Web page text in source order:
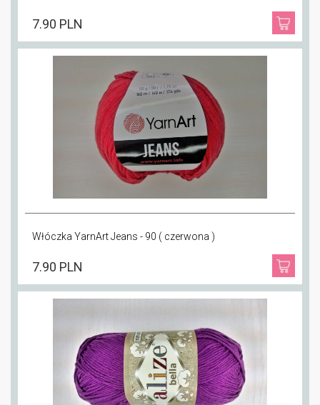
7.90 PLN
Włóczka YarnArt Jeans - 90 ( czerwona )
7.90 PLN